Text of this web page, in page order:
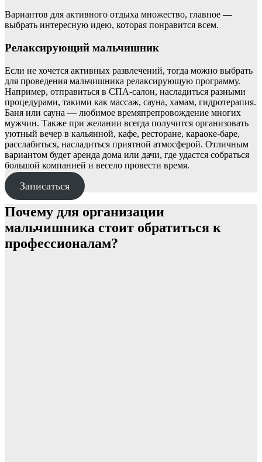
Вариантов для активного отдыха множество, главное —
выбрать интересную идею, которая понравится всем.
Релаксирующий мальчишник
Если не хочется активных развлечений, тогда можно выбрать
для проведения мальчишника релаксирующую программу.
Например, отправиться в СПА-салон, насладиться разными
процедурами, такими как массаж, сауна, хамам, гидротерапия.
Баня или сауна — любимое времяпрепровождение многих
мужчин. Также при желании всегда получится организовать
уютный вечер в кальянной, кафе, ресторане, караоке-баре,
расслабиться, насладиться приятной атмосферой. Отличным
вариантом будет аренда дома или дачи, где удастся собраться
большой компанией и весело провести время.
Записаться
Почему для организации
мальчишника стоит обратиться к
профессионалам?